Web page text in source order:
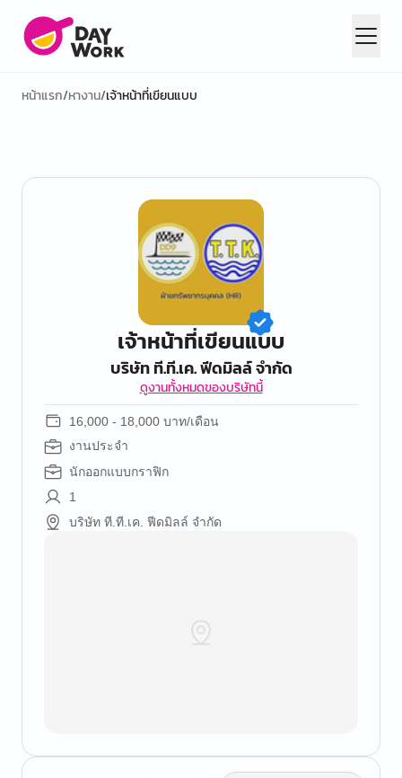
หน้าแรก/หางาน/เจ้าหน้าที่เขียนแบบ
เจ้าหน้าที่เขียนแบบ
บริษัท ที.ที.เค. ฟีดมิลล์ จำกัด
ดูงานทั้งหมดของบริษัทนี้
16,000 - 18,000 บาท/เดือน
งานประจำ
นักออกแบบกราฟิก
1
บริษัท ที.ที.เค. ฟีดมิลล์ จำกัด